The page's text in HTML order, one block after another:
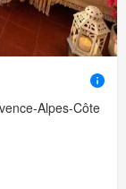
Alpes-Côte